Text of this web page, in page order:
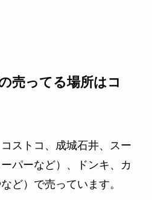
売ってる場所はコ
ストコ、成城石井、スー
パーなど）、ドンキ、カ
ど）で売っています。